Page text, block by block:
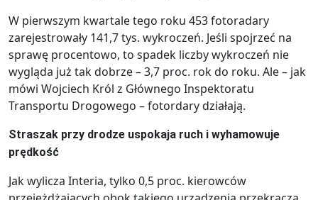
W pierwszym kwartale tego roku 453 fotoradary
zarejestrowały 141,7 tys. wykroczeń. Jeśli spojrzeć na
sprawę procentowo, to spadek liczby wykroczeń nie
wygląda już tak dobrze – 3,7 proc. rok do roku. Ale – jak
mówi Wojciech Król z Głównego Inspektoratu
Transportu Drogowego – fotordary działają.
Straszak przy drodze uspokaja ruch i wyhamowuje
prędkość
Jak wylicza Interia, tylko 0,5 proc. kierowców